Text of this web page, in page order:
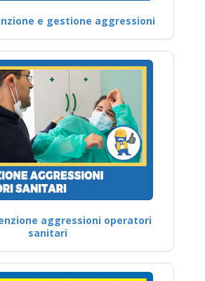
e gestione aggressioni
aggressioni operatori
sanitari